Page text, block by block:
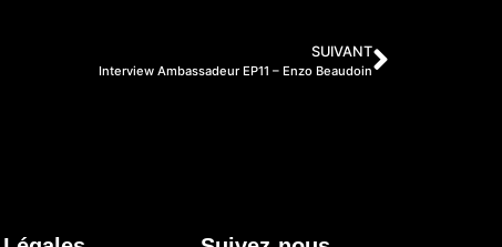
SUIVANT
Interview Ambassadeur EP11 – Enzo Beaudoin